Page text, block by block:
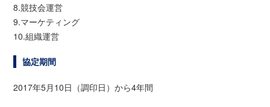
8.競技会運営
9.マーケティング
10.組織運営
協定期間
2017年5月10日（調印日）から4年間